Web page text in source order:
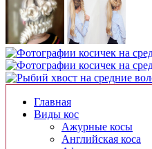
Главная
Виды кос
Ажурные косы
Английская коса